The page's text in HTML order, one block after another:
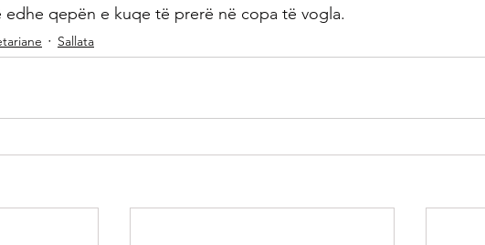
edhe qepën e kuqe të prerë në copa të vogla.
Sallata